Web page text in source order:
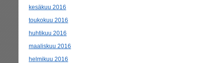
kesäkuu 2016
toukokuu 2016
huhtikuu 2016
maaliskuu 2016
helmikuu 2016